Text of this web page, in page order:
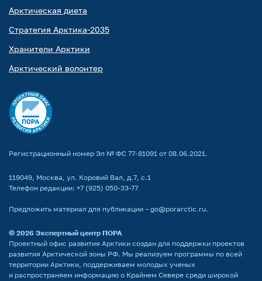
Арктическая диета
Стратегия Арктика-2035
Хранители Арктики
Арктический волонтер
Регистрационный номер Эл № ФС 77-81091 от 08.06.2021.
119049, Москва, ул. Коровий Вал, д.7, с.1
Телефон редакции: +7 (925) 050-33-77
Предложить материал для публикации – go@porarctic.ru.
© 2026 Экспертный центр ПОРА
Проектный офис развития Арктики создан для поддержки проектов
развития Арктической зоны РФ. Мы реализуем программы по всей
территории Арктики, поддерживаем молодых ученых
и распространяем информацию о Крайнем Севере среди широкой